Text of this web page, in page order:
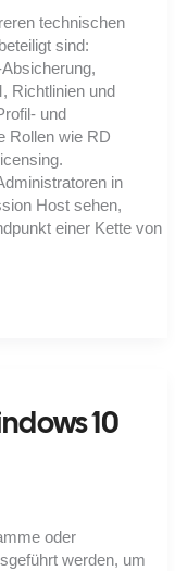
technischen
sind:
Richtlinien und
und
Rollen wie RD
in
Host sehen,
einer Kette von
10
oder
werden, um